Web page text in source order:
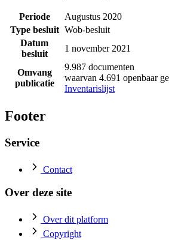
Periode
Augustus 2020
Type besluit Wob-besluit
Datum
besluit
1 november 2021
Omvang
publicatie
9.987 documenten
waarvan 4.691 openbaar
Inventarislijst
Footer
Service
Contact
Over deze site
Over dit platform
Copyright